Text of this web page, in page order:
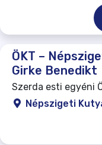
ÖKT –
Girke Benedikt
Szerda esti egyéni
Népszigeti